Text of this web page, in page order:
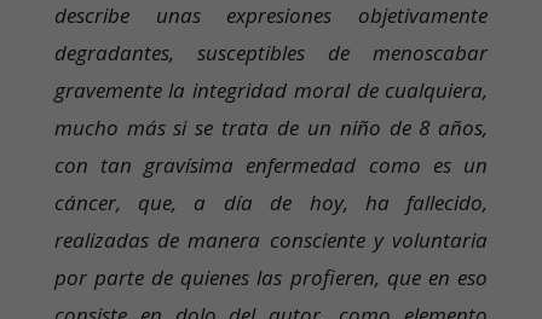
describe unas expresiones objetivamente
degradantes, susceptibles de menoscabar
gravemente la integridad moral de cualquiera,
mucho más si se trata de un niño de 8 años,
con tan gravísima enfermedad como es un
cáncer, que, a día de hoy, ha fallecido,
realizadas de manera consciente y voluntaria
por parte de quienes las profieren, que en eso